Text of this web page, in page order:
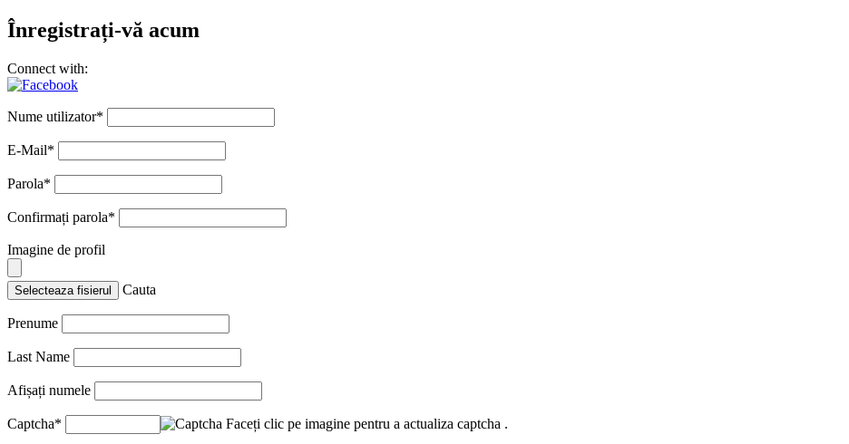
Înregistrați-vă acum
Connect with:
Nume utilizator*
E-Mail*
Parola*
Confirmați parola*
Imagine de profil
Selecteaza fisierul Cauta
Prenume
Last Name
Afișați numele
Captcha* Faceți clic pe imagine pentru a actualiza captcha .